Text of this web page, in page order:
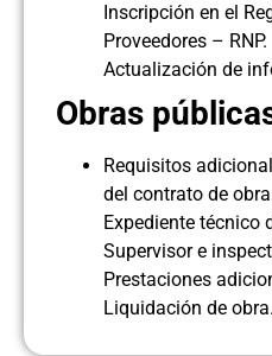
Inscripción en el
Proveedores – RNP.
Actualización de
Obras
Requisitos
del contrato de
Expediente técnico
Supervisor e
Prestaciones
Liquidación de obra.